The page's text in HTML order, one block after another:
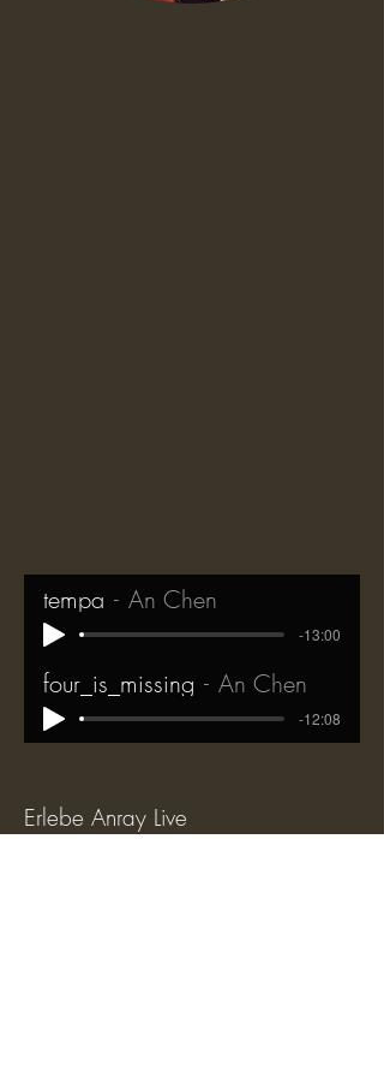
tempa An Chen
-13:00
four_is_missing An Chen
-12:08
Erlebe Anray Live